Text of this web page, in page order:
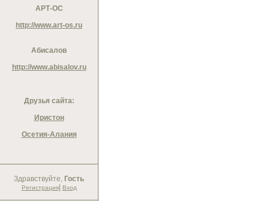
АРТ-ОС
http://www.art-os.ru
Абисалов
http://www.abisalov.ru
Друзья сайта:
Иристон
Осетия-Алания
Здравствуйте, Гость
Регистрация| Вход